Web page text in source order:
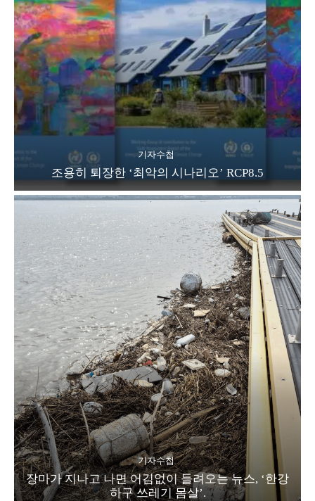
기자수첩
조용히 퇴장한 ‘최악의 시나리오’ RCP8.5
기자수첩
장마가 지나고 나면 어김없이 들려오는 뉴스, ‘한강
하구 쓰레기 몸살’.